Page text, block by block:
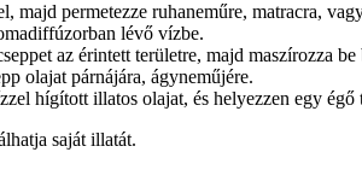
majd permetezze ruhaneműre, matracra,
lévő vízbe.
az érintett területre, majd maszírozza be
olajat párnájára, ágyneműjére.
hígított illatos olajat, és helyezzen egy égő
saját illatát.